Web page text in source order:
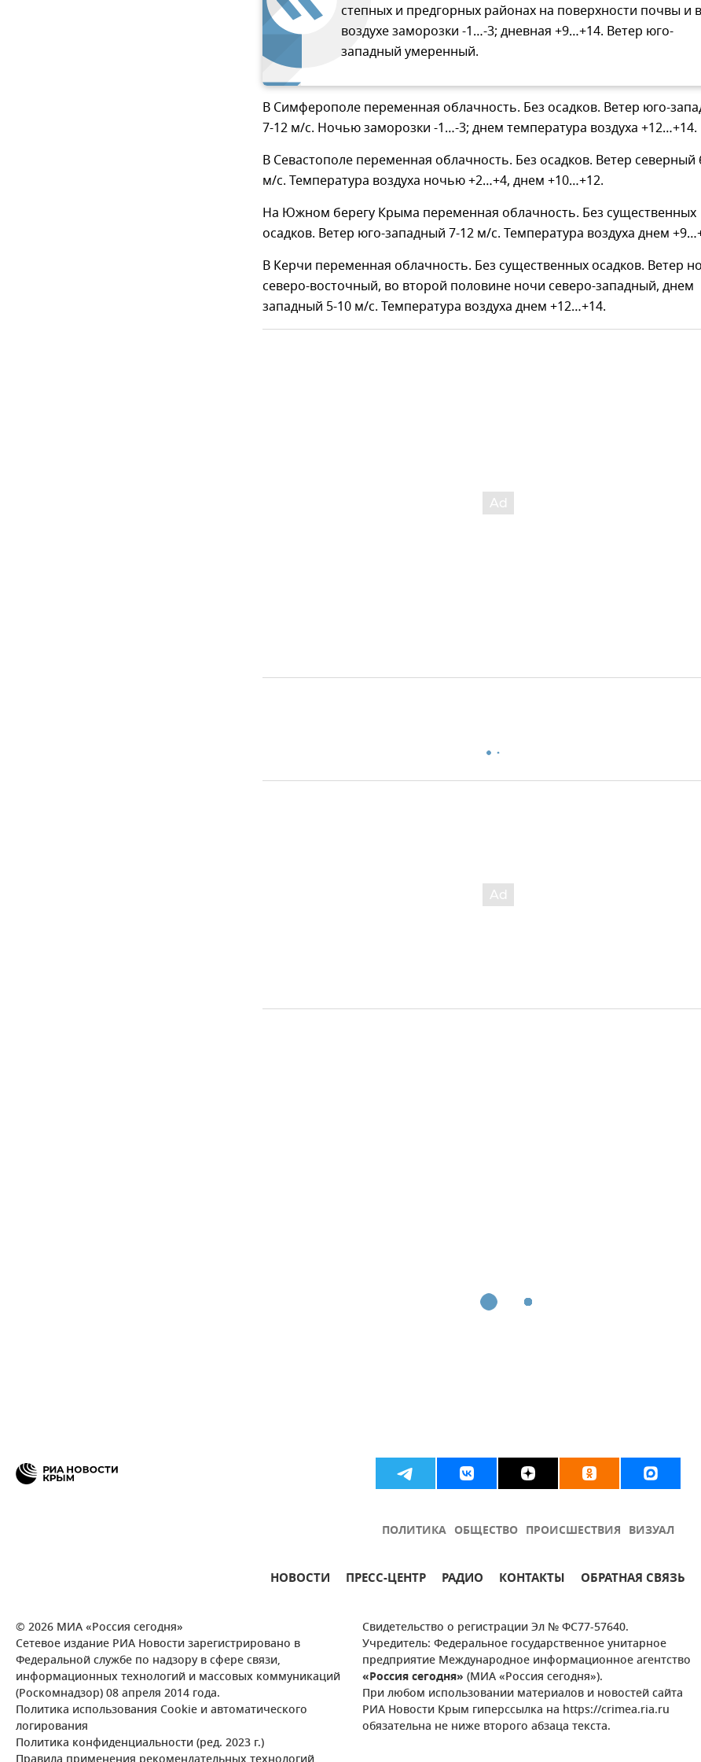
степных и предгорных районах на поверхности почвы и в
воздухе заморозки -1…-3; дневная +9…+14. Ветер юго-
западный умеренный.
В Симферополе переменная облачность. Без осадков. Ветер юго-
7-12 м/с. Ночью заморозки -1…-3; днем температура воздуха +12…+14.
В Севастополе переменная облачность. Без осадков. Ветер северный
м/с. Температура воздуха ночью +2…+4, днем +10…+12.
На Южном берегу Крыма переменная облачность. Без существенных
осадков. Ветер юго-западный 7-12 м/с. Температура воздуха днем
В Керчи переменная облачность. Без существенных осадков. Ветер
северо-восточный, во второй половине ночи северо-западный, днем
западный 5-10 м/с. Температура воздуха днем +12…+14.
ПОЛИТИКА ОБЩЕСТВО ПРОИСШЕСТВИЯ ВИЗУАЛ
НОВОСТИ ПРЕСС-ЦЕНТР РАДИО КОНТАКТЫ ОБРАТНАЯ СВЯЗЬ
© 2026 МИА «Россия сегодня»
Сетевое издание РИА Новости зарегистрировано в
Федеральной службе по надзору в сфере связи,
информационных технологий и массовых коммуникаций
(Роскомнадзор) 08 апреля 2014 года.
Политика использования Cookie и автоматического
логирования
Политика конфиденциальности (ред. 2023 г.)
Свидетельство о регистрации Эл № ФС77-57640.
Учредитель: Федеральное государственное унитарное
предприятие Международное информационное агентство
«Россия сегодня» (МИА «Россия сегодня»).
При любом использовании материалов и новостей сайта
РИА Новости Крым гиперссылка на https://crimea.ria.ru
обязательна не ниже второго абзаца текста.